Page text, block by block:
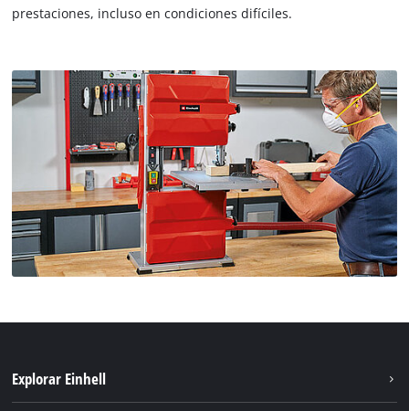
prestaciones, incluso en condiciones difíciles.
Explorar Einhell